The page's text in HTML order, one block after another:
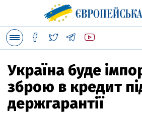
Україна буде
зброю в кредит
держгарантії